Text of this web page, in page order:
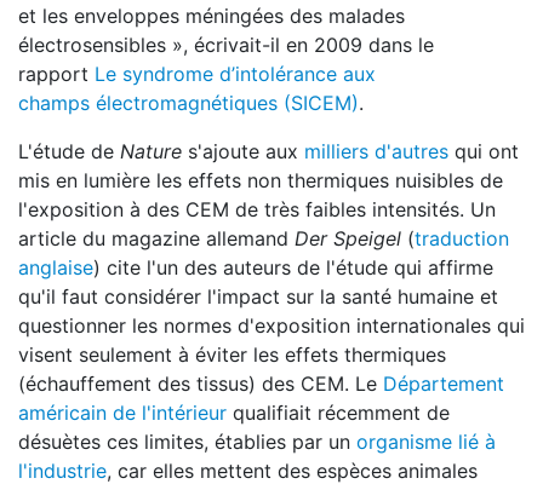
et les enveloppes méningées des malades
électrosensibles », écrivait-il en 2009 dans le
rapport Le syndrome d’intolérance aux
champs électromagnétiques (SICEM).
L'étude de Nature s'ajoute aux milliers d'autres qui ont
mis en lumière les effets non thermiques nuisibles de
l'exposition à des CEM de très faibles intensités. Un
article du magazine allemand Der Speigel (traduction
anglaise) cite l'un des auteurs de l'étude qui affirme
qu'il faut considérer l'impact sur la santé humaine et
questionner les normes d'exposition internationales qui
visent seulement à éviter les effets thermiques
(échauffement des tissus) des CEM. Le Département
américain de l'intérieur qualifiait récemment de
désuètes ces limites, établies par un organisme lié à
l'industrie, car elles mettent des espèces animales